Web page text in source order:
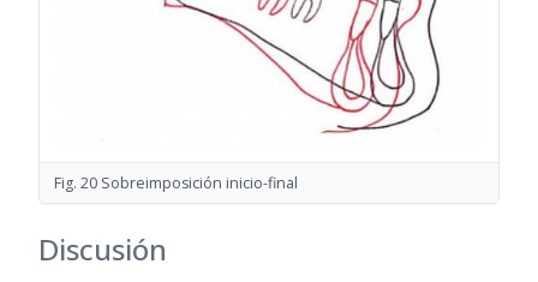
Fig. 20 Sobreimposición inicio-final
Discusión